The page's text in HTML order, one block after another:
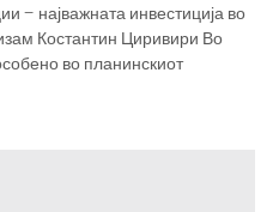
– најважната инвестиција во
Костантин Циривири Во
во планинскиот